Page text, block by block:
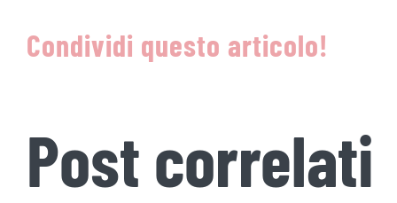
Condividi questo articolo!
Post correlati